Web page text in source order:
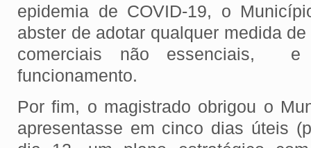
epidemia de COVID-19, o
abster de adotar qualquer medida
comerciais não essenciais, e
funcionamento.
Por fim, o magistrado obrigou o
apresentasse em cinco dias úteis